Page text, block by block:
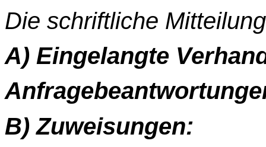
Die schriftliche
A) Eingelangte
B) Zuweisungen: